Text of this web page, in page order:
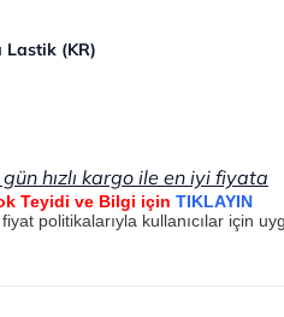
Lastik (KR)
hızlı kargo ile en iyi fiyata
Teyidi ve Bilgi için TIKLAYIN
politikalarıyla kullanıcılar için